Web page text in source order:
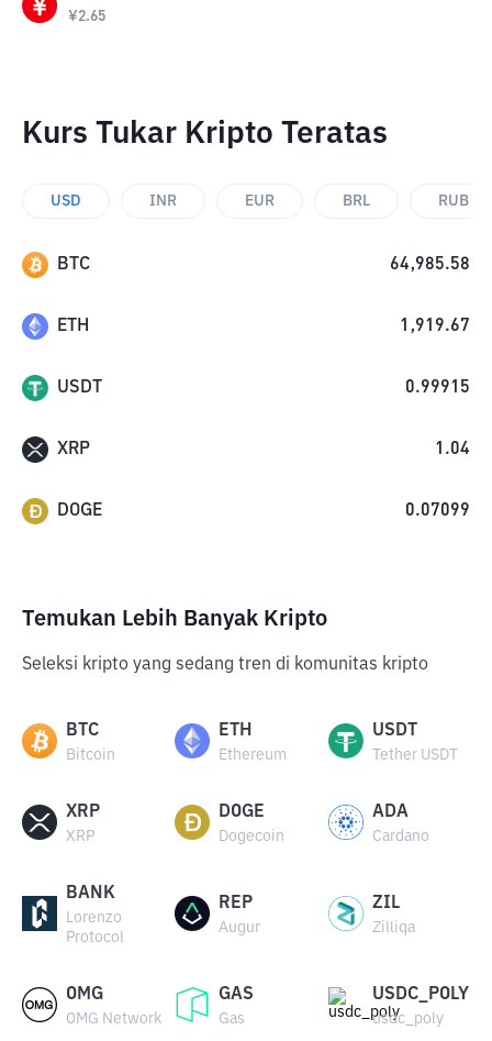
¥2.65
Kurs Tukar Kripto Teratas
USD INR EUR BRL RUB
BTC 64,985.58
ETH 1,919.67
USDT 0.99915
XRP 1.04
DOGE 0.07099
Temukan Lebih Banyak Kripto
Seleksi kripto yang sedang tren di komunitas kripto
BTC
Bitcoin
ETH
Ethereum
USDT
Tether USDT
XRP
XRP
DOGE
Dogecoin
ADA
Cardano
BANK
Lorenzo
Protocol
REP
Augur
ZIL
Zilliqa
OMG
OMG Network
GAS
Gas
USDC_POLY
usdc_poly